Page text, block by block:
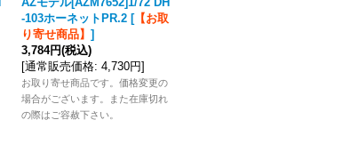
-103ホーネットPR.2 [【お取
り寄せ商品】 ]
3,784円(税込)
[通常販売価格: 4,730円]
お取り寄せ商品です。価格変更の
場合がございます。また在庫切れ
の際はご容赦下さい。